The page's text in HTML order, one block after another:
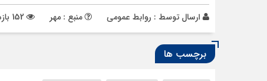
ارسال توسط : روابط عمومی منبع : مهر
برچسب ها